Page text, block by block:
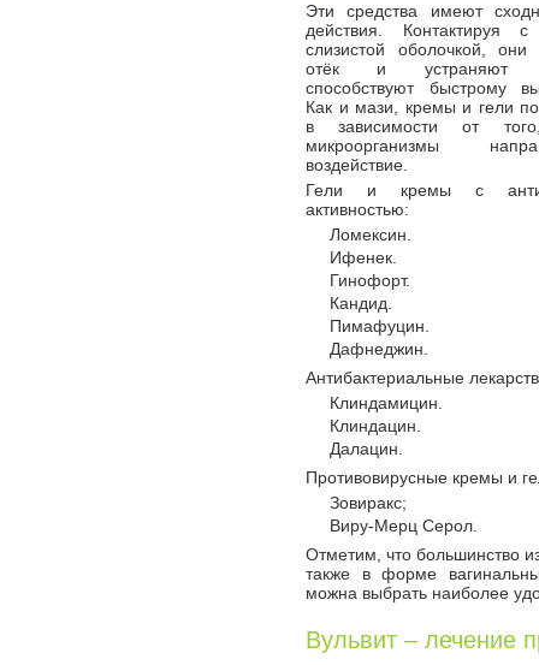
Эти средства имеют
действия. Контактируя с
слизистой оболочкой,
отёк и устраняют
способствуют быстрому
Как и мази, кремы и гели
в зависимости от
микроорганизмы
воздействие.
Гели и кремы с
активностью:
Ломексин.
Ифенек.
Гинофорт.
Кандид.
Пимафуцин.
Дафнеджин.
Антибактериальные
Клиндамицин.
Клиндацин.
Далацин.
Противовирусные кремы и
Зовиракс;
Виру-Мерц Серол.
Отметим, что большинство
также в форме
можна выбрать наиболее
Вульвит – лечение